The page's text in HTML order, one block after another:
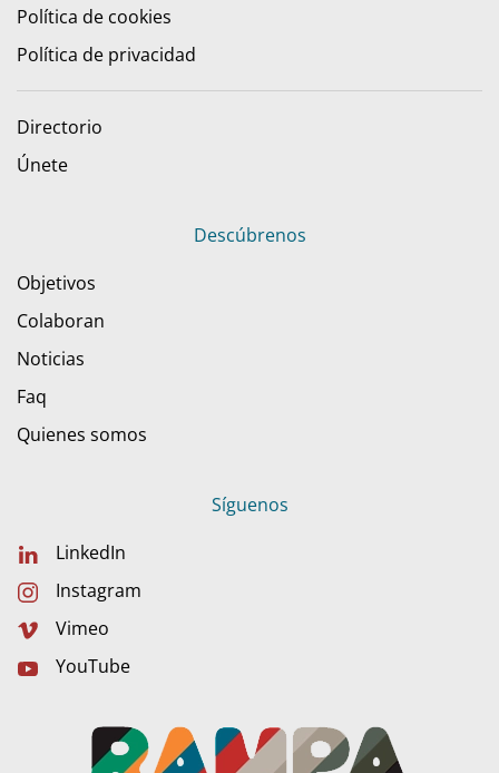
Política de cookies
Política de privacidad
Directorio
Únete
Descúbrenos
Objetivos
Colaboran
Noticias
Faq
Quienes somos
Síguenos
LinkedIn
Instagram
Vimeo
YouTube